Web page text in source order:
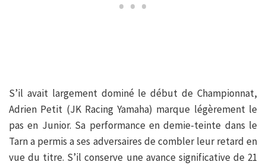
S’il avait largement dominé le début de Championnat,
Adrien Petit (JK Racing Yamaha) marque légèrement le
pas en Junior. Sa performance en demie-teinte dans le
Tarn a permis a ses adversaires de combler leur retard en
vue du titre. S’il conserve une avance significative de 21